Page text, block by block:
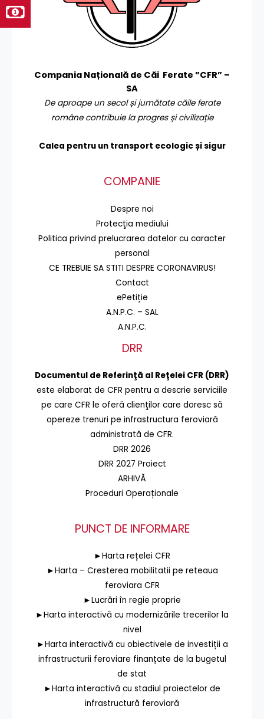
Compania Națională de Căi Ferate ”CFR” –
SA
De aproape un secol și jumătate căile ferate
române contribuie la progres și civilizație
Calea pentru un transport ecologic și sigur
COMPANIE
Despre noi
Protecţia mediului
Politica privind prelucrarea datelor cu caracter
personal
CE TREBUIE SA STITI DESPRE CORONAVIRUS!
Contact
ePetiție
A.N.P.C. – SAL
A.N.P.C.
DRR
Documentul de Referinţă al Reţelei CFR (DRR)
este elaborat de CFR pentru a descrie serviciile
pe care CFR le oferă clienţilor care doresc să
opereze trenuri pe infrastructura feroviară
administrată de CFR.
DRR 2026
DRR 2027 Proiect
ARHIVĂ
Proceduri Operaționale
PUNCT DE INFORMARE
►Harta rețelei CFR
►Harta – Cresterea mobilitatii pe reteaua
feroviara CFR
►Lucrări în regie proprie
►Harta interactivă cu modernizările trecerilor la
nivel
►Harta interactivă cu obiectivele de investiții a
infrastructurii feroviare finanțate de la bugetul
de stat
►Harta interactivă cu stadiul proiectelor de
infrastructură feroviară